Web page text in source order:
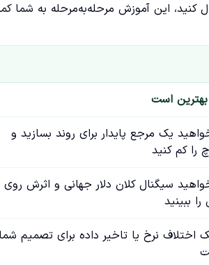
کنید، این آموزش مرحله‌به‌مرحله به شما
است
یک مرجع پایدار برای روند بسازید و
کم کنید
سیگنال کلان دلار جهانی و اثرش روی
را ببینید
اختلاف نرخ یا تاخیر داده برای تصمیم